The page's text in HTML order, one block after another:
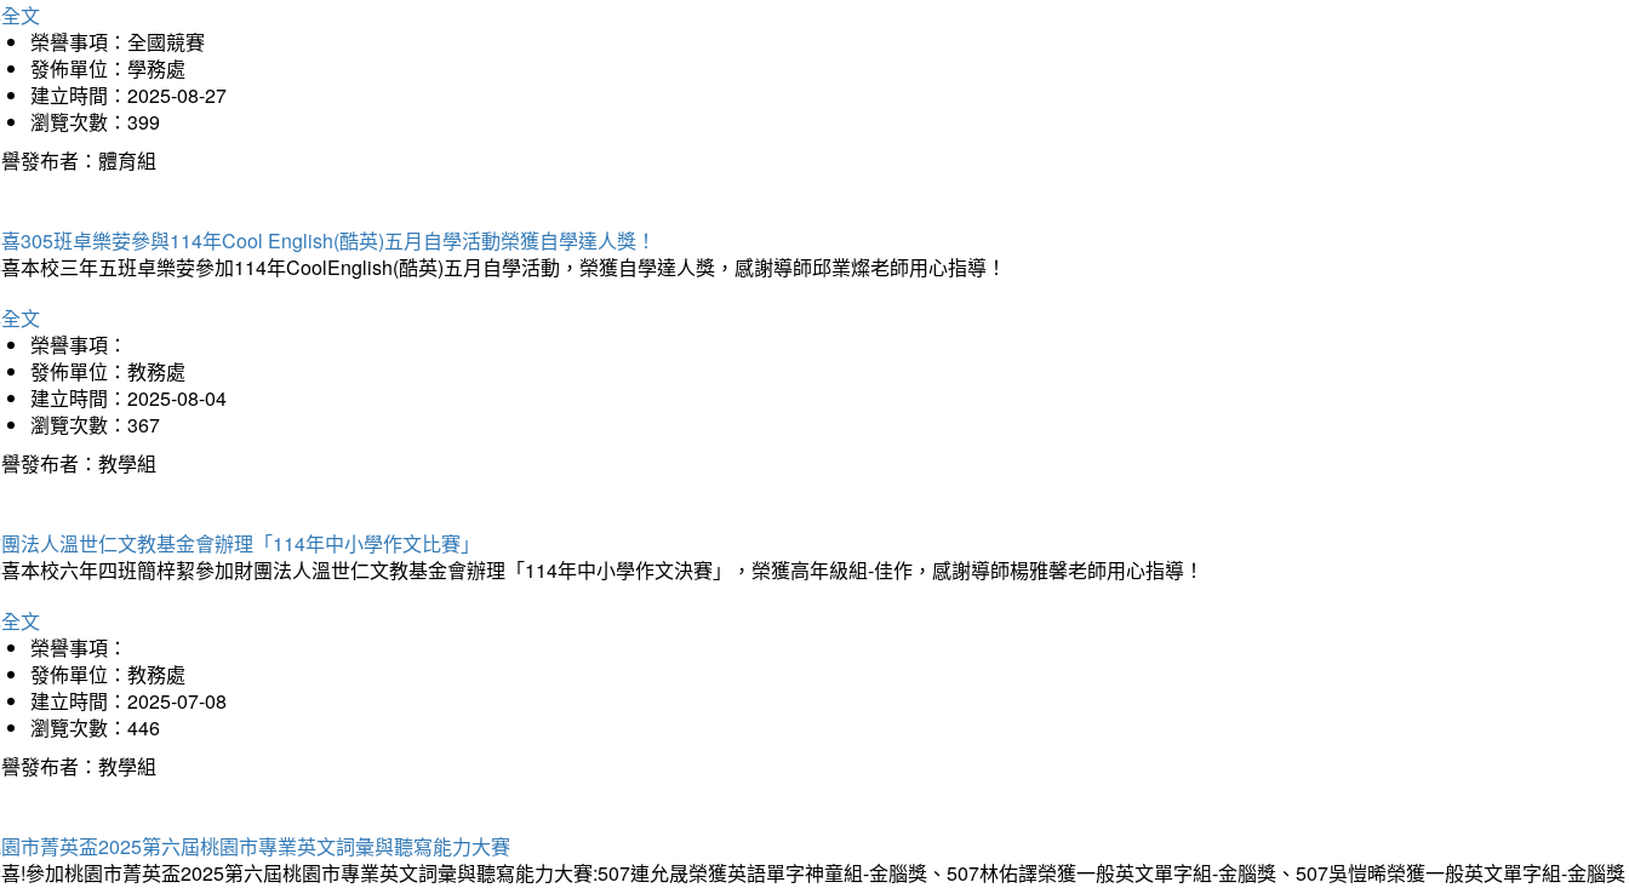
文
榮譽事項：全國競賽
發佈單位：學務處
建立時間：2025-08-27
瀏覽次數：399
發布者：體育組
305班卓樂荌參與114年Cool English(酷英)五月自學活動榮獲自學達人獎！
本校三年五班卓樂荌參加114年CoolEnglish(酷英)五月自學活動，榮獲自學達人獎，感謝導師邱業燦老師用心指導！
文
榮譽事項：
發佈單位：教務處
建立時間：2025-08-04
瀏覽次數：367
發布者：教學組
法人溫世仁文教基金會辦理「114年中小學作文比賽」
本校六年四班簡梓絜參加財團法人溫世仁文教基金會辦理「114年中小學作文決賽」，榮獲高年級組-佳作，感謝導師楊雅馨老師用心指導！
文
榮譽事項：
發佈單位：教務處
建立時間：2025-07-08
瀏覽次數：446
發布者：教學組
市菁英盃2025第六屆桃園市專業英文詞彙與聽寫能力大賽
!參加桃園市菁英盃2025第六屆桃園市專業英文詞彙與聽寫能力大賽:507連允晟榮獲英語單字神童組-金腦獎、507林佑譯榮獲一般英文單字組-金腦獎、507吳愷晞榮獲一般英文單字組-金腦